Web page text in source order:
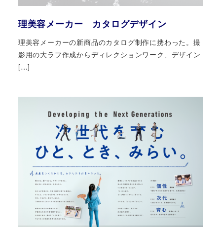
理美容メーカー カタログデザイン
理美容メーカーの新商品のカタログ制作に携わった。撮
影用の大ラフ作成からディレクションワーク、デザイン
[…]